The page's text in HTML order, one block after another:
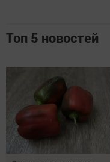
Топ 5 новостей